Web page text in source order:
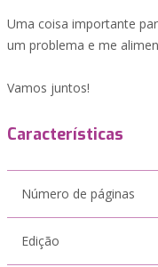
Uma coisa importante
um problema e me
Vamos juntos!
Características
Número de páginas
Edição